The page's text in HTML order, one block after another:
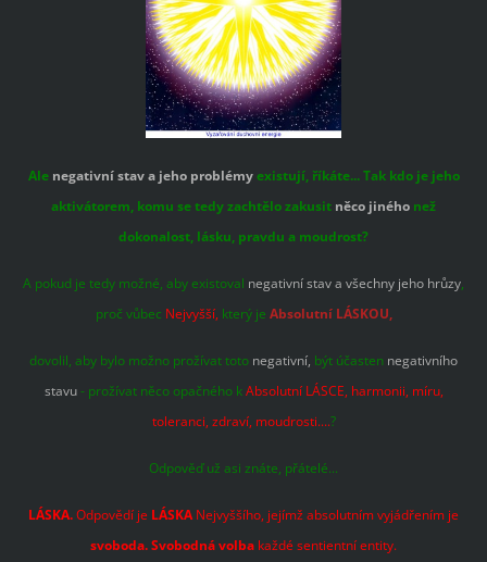
Ale negativní stav a jeho problémyexistují, říkáte... Tak kdo je jeho
aktivátorem, komu se tedy zachtělo zakusit něco jiného než
dokonalost, lásku, pravdu a moudrost?
A pokud je tedy možné, aby existoval negativní stav a všechny jeho hrůzy,
proč vůbec Nejvyšší, který je Absolutní LÁSKOU,
dovolil, aby bylo možno prožívat toto negativní, být účasten negativního
stavu- prožívat něco opačného kAbsolutní LÁSCE, harmonii, míru,
toleranci, zdraví, moudrosti....?
Odpověď už asi znáte, přátelé...
LÁSKA.Odpovědí je LÁSKANejvyššího, jejímž absolutním vyjádřením je
svoboda. Svobodná volba každé sentientní entity.